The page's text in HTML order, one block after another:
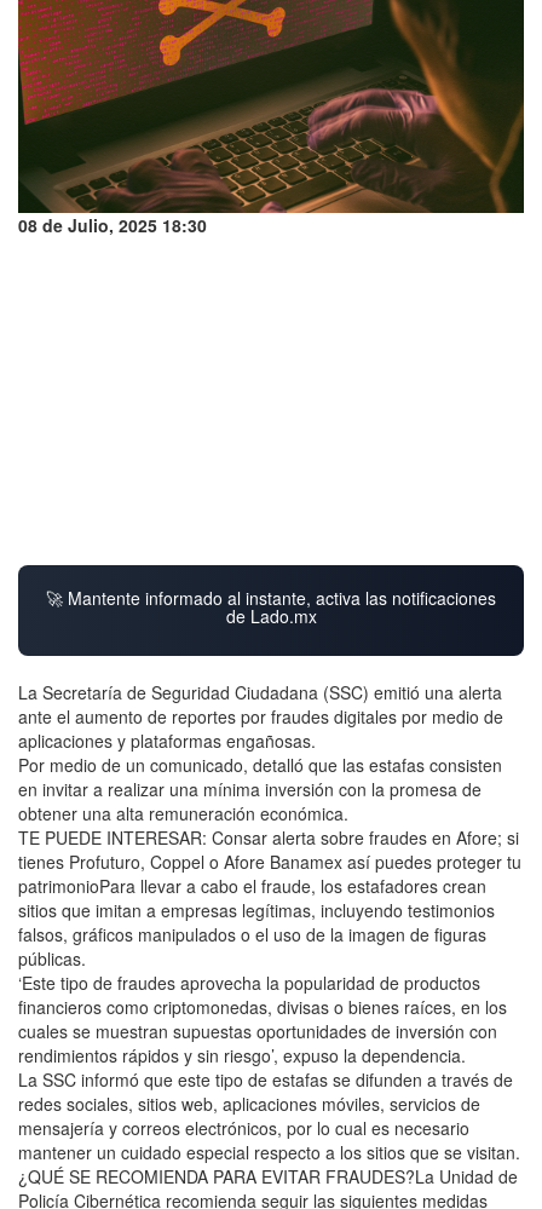
08 de Julio, 2025 18:30
🚀 Mantente informado al instante, activa las notificaciones
de Lado.mx
La Secretaría de Seguridad Ciudadana (SSC) emitió una alerta
ante el aumento de reportes por fraudes digitales por medio de
aplicaciones y plataformas engañosas.
Por medio de un comunicado, detalló que las estafas consisten
en invitar a realizar una mínima inversión con la promesa de
obtener una alta remuneración económica.
TE PUEDE INTERESAR: Consar alerta sobre fraudes en Afore; si
tienes Profuturo, Coppel o Afore Banamex así puedes proteger tu
patrimonioPara llevar a cabo el fraude, los estafadores crean
sitios que imitan a empresas legítimas, incluyendo testimonios
falsos, gráficos manipulados o el uso de la imagen de figuras
públicas.
‘Este tipo de fraudes aprovecha la popularidad de productos
financieros como criptomonedas, divisas o bienes raíces, en los
cuales se muestran supuestas oportunidades de inversión con
rendimientos rápidos y sin riesgo’, expuso la dependencia.
La SSC informó que este tipo de estafas se difunden a través de
redes sociales, sitios web, aplicaciones móviles, servicios de
mensajería y correos electrónicos, por lo cual es necesario
mantener un cuidado especial respecto a los sitios que se visitan.
¿QUÉ SE RECOMIENDA PARA EVITAR FRAUDES?La Unidad de
Policía Cibernética recomienda seguir las siguientes medidas